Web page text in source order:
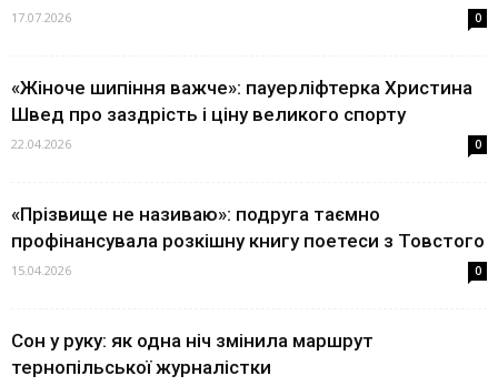
17.07.2026 0
«Жіноче шипіння важче»: пауерліфтерка Христина
Швед про заздрість і ціну великого спорту
22.04.2026 0
«Прізвище не називаю»: подруга таємно
профінансувала розкішну книгу поетеси з Товстого
15.04.2026 0
Сон у руку: як одна ніч змінила маршрут
тернопільської журналістки